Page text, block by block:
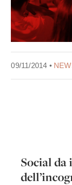
09/11/2014 •
Social